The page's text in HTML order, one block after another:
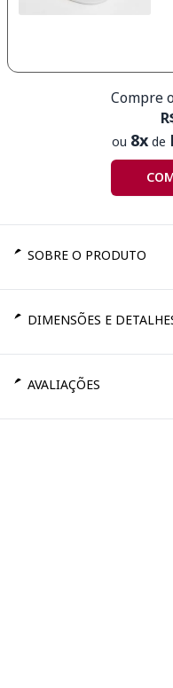
Compre
ou 8x de
SOBRE O PRODUTO
DIMENSÕES E
AVALIAÇÕES